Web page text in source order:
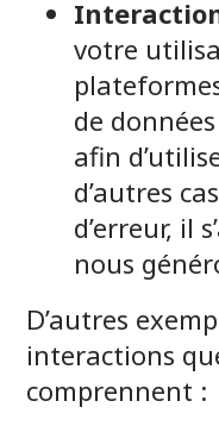
votre
de
afin
d’autres
d’erreur, il
nous
D’autres
interactions
comprennent :